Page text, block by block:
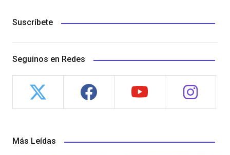
Suscríbete
Seguinos en Redes
Más Leídas